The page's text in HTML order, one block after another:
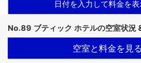
日付を入力して料金を
No.89 ブティック ホテルの空室状況
空室と料金を見る